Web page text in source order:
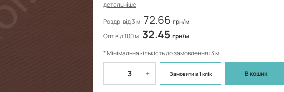
детальніше
Роздр. від 3 м 72.66 грн/м
Опт від 100 м 32.45 грн/м
* Мінімальна кількість до замовлення: 3 м
- + Замовитив 1 клік В кошик